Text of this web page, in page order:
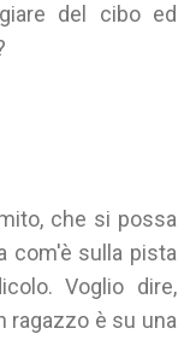
del cibo ed
che si possa
com'è sulla pista
Voglio dire,
ragazzo è su una